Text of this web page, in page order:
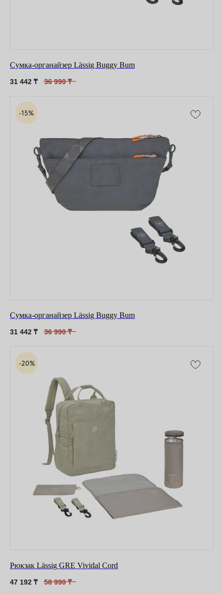
Сумка-органайзер Lässig Buggy Bum
31 442 ₸ 36 990 ₸
Сумка-органайзер Lässig Buggy Bum
31 442 ₸ 36 990 ₸
Рюкзак Lässig GRE Vividal Cord
47 192 ₸ 58 990 ₸
Оставайтесь в курсе новостей и